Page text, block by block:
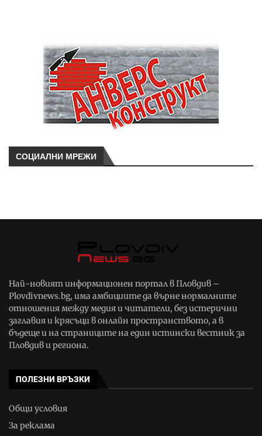
СОЦИАЛНИ МРЕЖИ
Най-новият информационен портал в Пловдив –
Plovdivnews.bg, има амбициите да върне нормалните
отношения между медия и читатели, без истерични
заглавия и крясъци в онлайн пространството, а в
бъдеще и на страниците на един истински вестник за
Пловдив и региона.
ПОЛЕЗНИ ВРЪЗКИ
Общи условия
За реклама